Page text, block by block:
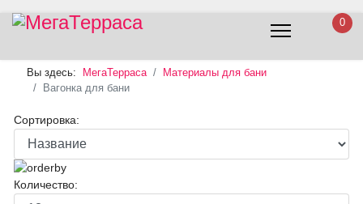
0
Вы здесь: МегаТерраса
Материалы для бани
Вагонка для бани
Сортировка:
Количество: